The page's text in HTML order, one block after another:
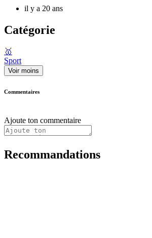
il y a 20 ans
Catégorie
🥇
Sport
Voir moins
Commentaires
Ajoute ton commentaire
Recommandations